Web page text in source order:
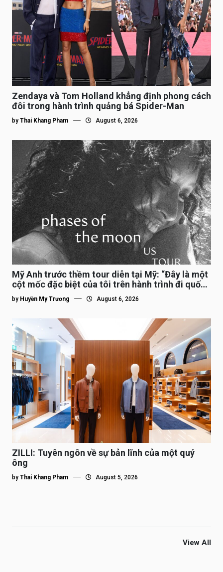
Zendaya và Tom Holland khẳng định phong cách
đôi trong hành trình quảng bá Spider-Man
by Thai Khang Pham August 6, 2026
Mỹ Anh trước thềm tour diễn tại Mỹ: “Đây là một
cột mốc đặc biệt của tôi trên hành trình đi quốc
tế”
by Huyền My Trương August 6, 2026
ZILLI: Tuyên ngôn về sự bản lĩnh của một quý
ông
by Thai Khang Pham August 5, 2026
View All